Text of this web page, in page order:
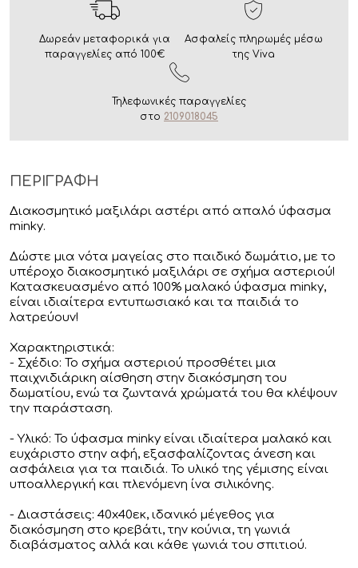
Δωρεάν μεταφορικά για
παραγγελίες από 100€
Ασφαλείς πληρωμές μέσω
της Viva
Τηλεφωνικές παραγγελίες
στο 2109018045
ΠΕΡΙΓΡΑΦΗ
Διακοσμητικό μαξιλάρι αστέρι από απαλό ύφασμα
minky.
Δώστε μια νότα μαγείας στο παιδικό δωμάτιο, με το
υπέροχο διακοσμητικό μαξιλάρι σε σχήμα αστεριού!
Κατασκευασμένο από 100% μαλακό ύφασμα minky,
είναι ιδιαίτερα εντυπωσιακό και τα παιδιά το
λατρεύουν!
Χαρακτηριστικά:
- Σχέδιο: Το σχήμα αστεριού προσθέτει μια
παιχνιδιάρικη αίσθηση στην διακόσμηση του
δωματίου, ενώ τα ζωντανά χρώματά του θα κλέψουν
την παράσταση.
- Υλικό: Το ύφασμα minky είναι ιδιαίτερα μαλακό και
ευχάριστο στην αφή, εξασφαλίζοντας άνεση και
ασφάλεια για τα παιδιά. Το υλικό της γέμισης είναι
υποαλλεργική και πλενόμενη ίνα σιλικόνης.
- Διαστάσεις: 40x40εκ, ιδανικό μέγεθος για
διακόσμηση στο κρεβάτι, την κούνια, τη γωνιά
διαβάσματος αλλά και κάθε γωνιά του σπιτιού.